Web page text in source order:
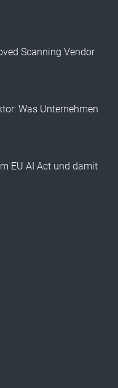
Scanning Vendor
Was Unternehmen
EU AI Act und damit